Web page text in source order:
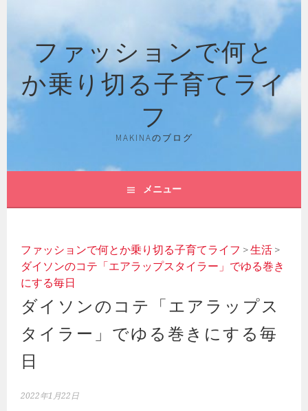
ファッションで何と
か乗り切る子育てライ
フ
MAKINAのブログ
メニュー
ファッションで何とか乗り切る子育てライフ >生活 >
ダイソンのコテ「エアラップスタイラー」でゆる巻き
にする毎日
ダイソンのコテ「エアラップス
タイラー」でゆる巻きにする毎
日
2022年1月22日